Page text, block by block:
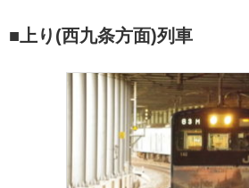
■上り(西九条方面)列車